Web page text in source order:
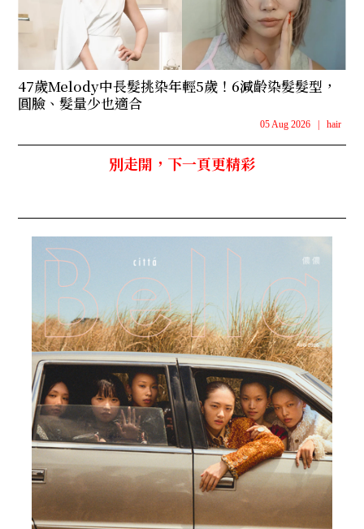
47歲Melody中長髮挑染年輕5歲！6減齡染髮髮型，
圓臉、髮量少也適合
05 Aug 2026 hair
別走開，下一頁更精彩